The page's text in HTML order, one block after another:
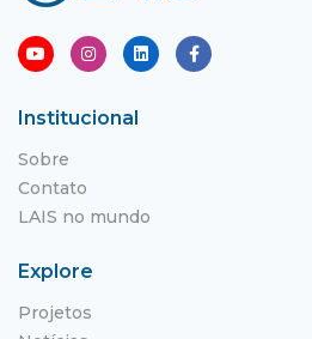
Institucional
Sobre
Contato
LAIS no mundo
Explore
Projetos